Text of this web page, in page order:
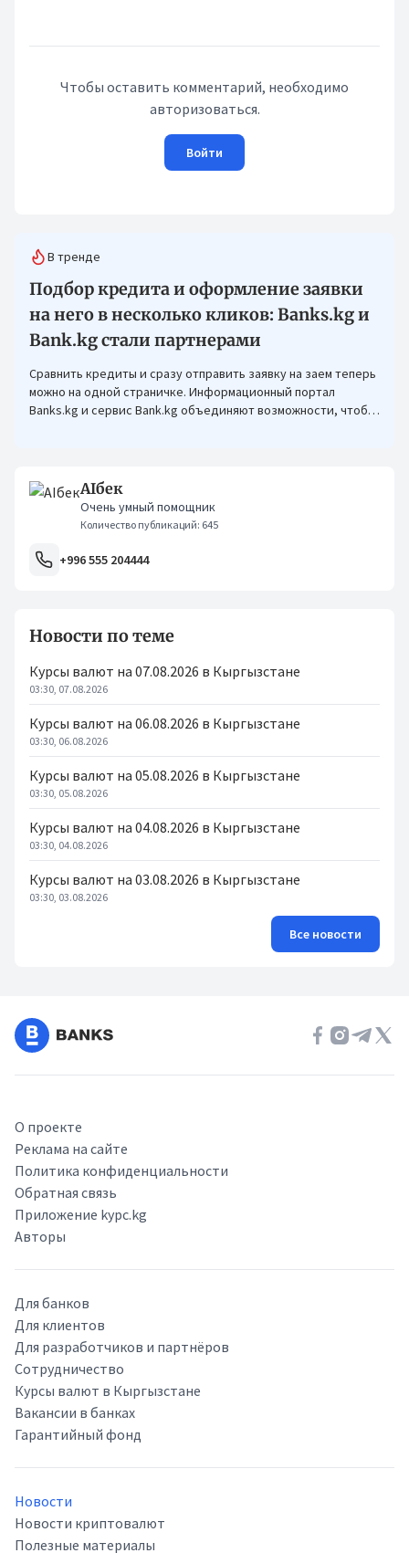
Чтобы оставить комментарий, необходимо
авторизоваться.
Войти
В тренде
Подбор кредита и оформление заявки
на него в несколько кликов: Banks.kg и
Bank.kg стали партнерами
Сравнить кредиты и сразу отправить заявку на заем теперь
можно на одной страничке. Информационный портал
Banks.kg и сервис Bank.kg объединяют возможности, чтобы
AIбек
Очень умный помощник
Количество публикаций: 645
+996 555 204444
Новости по теме
Курсы валют на 07.08.2026 в Кыргызстане
03:30, 07.08.2026
Курсы валют на 06.08.2026 в Кыргызстане
03:30, 06.08.2026
Курсы валют на 05.08.2026 в Кыргызстане
03:30, 05.08.2026
Курсы валют на 04.08.2026 в Кыргызстане
03:30, 04.08.2026
Курсы валют на 03.08.2026 в Кыргызстане
03:30, 03.08.2026
Все новости
О проекте
Реклама на сайте
Политика конфиденциальности
Обратная связь
Приложение kypc.kg
Авторы
Для банков
Для клиентов
Для разработчиков и партнёров
Сотрудничество
Курсы валют в Кыргызстане
Вакансии в банках
Гарантийный фонд
Новости
Новости криптовалют
Полезные материалы